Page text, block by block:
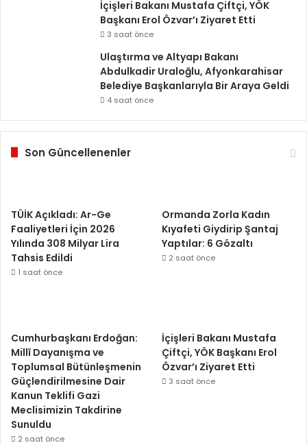
İçişleri Bakanı Mustafa Çiftçi, YÖK
Başkanı Erol Özvar’ı Ziyaret Etti
3 saat önce
Ulaştırma ve Altyapı Bakanı
Abdulkadir Uraloğlu, Afyonkarahisar
Belediye Başkanlarıyla Bir Araya Geldi
4 saat önce
Son Güncellenenler
TÜİK Açıkladı: Ar-Ge
Faaliyetleri İçin 2026
Yılında 308 Milyar Lira
Tahsis Edildi
1 saat önce
Ormanda Zorla Kadın
Kıyafeti Giydirip Şantaj
Yaptılar: 6 Gözaltı
2 saat önce
Cumhurbaşkanı Erdoğan:
Millî Dayanışma ve
Toplumsal Bütünleşmenin
Güçlendirilmesine Dair
Kanun Teklifi Gazi
Meclisimizin Takdirine
Sunuldu
2 saat önce
İçişleri Bakanı Mustafa
Çiftçi, YÖK Başkanı Erol
Özvar’ı Ziyaret Etti
3 saat önce